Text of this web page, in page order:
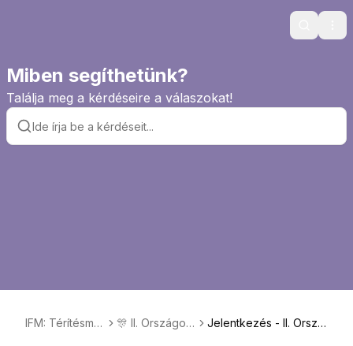
Search
Miben segíthetünk?
Találja meg a kérdéseire a válaszokat!
IFM: Térítésme
🎊 II. Országos
Jelentkezés - II. Orszá